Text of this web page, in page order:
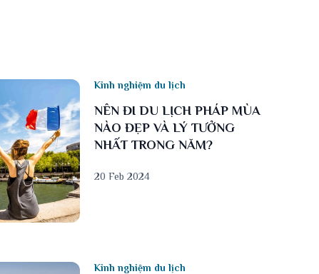
Kinh nghiệm du lịch
NÊN ĐI DU LỊCH PHÁP MÙA
NÀO ĐẸP VÀ LÝ TƯỞNG
NHẤT TRONG NĂM?
20 Feb 2024
Kinh nghiệm du lịch